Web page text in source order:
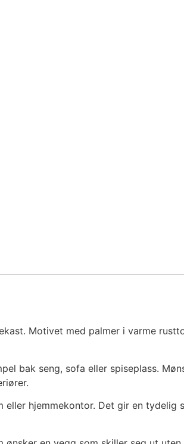
Motivet med palmer i varme
bak seng, sofa eller spiseplass.
hjemmekontor. Det gir en tydelig